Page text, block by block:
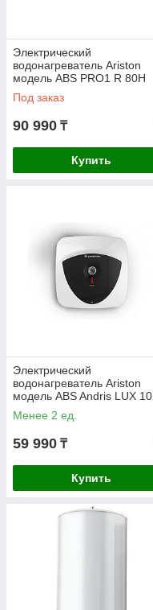
Электрический
водонагреватель Ariston
модель ABS PRO1 R 80H
Под заказ
90 990 ₸
Купить
Электрический
водонагреватель Ariston
модель ABS Andris LUX 10
UR
Менее 2 ед.
59 990 ₸
Купить